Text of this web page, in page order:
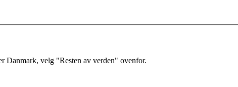
Danmark, velg "Resten av verden" ovenfor.